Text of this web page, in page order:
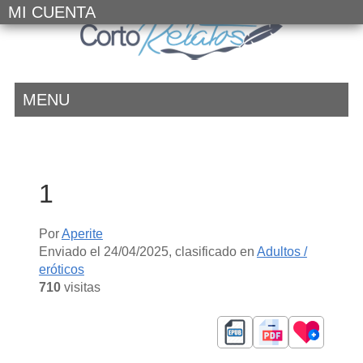
MI CUENTA
MENU
1
PorAperite
Enviado el 24/04/2025, clasificado en Adultos /
eróticos
710visitas